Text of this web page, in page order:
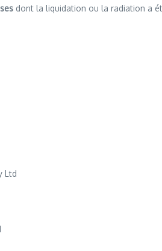
dont la liquidation ou la radiation a
Ltd